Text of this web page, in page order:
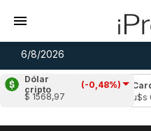
6/8/2026
Dólar
cripto
(-0,48%)
$ 1568,97
(-1,84%)
Cardano
u$s 0,19